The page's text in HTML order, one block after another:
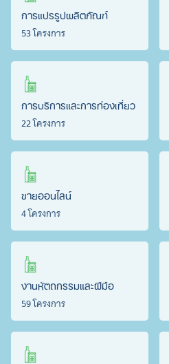
การแปรรูปผลิตภัณฑ์
53 โครงการ
การบริการและการท่องเที่ยว
22 โครงการ
ขายออนไลน์
4 โครงการ
งานหัตถกรรมและฝีมือ
59 โครงการ